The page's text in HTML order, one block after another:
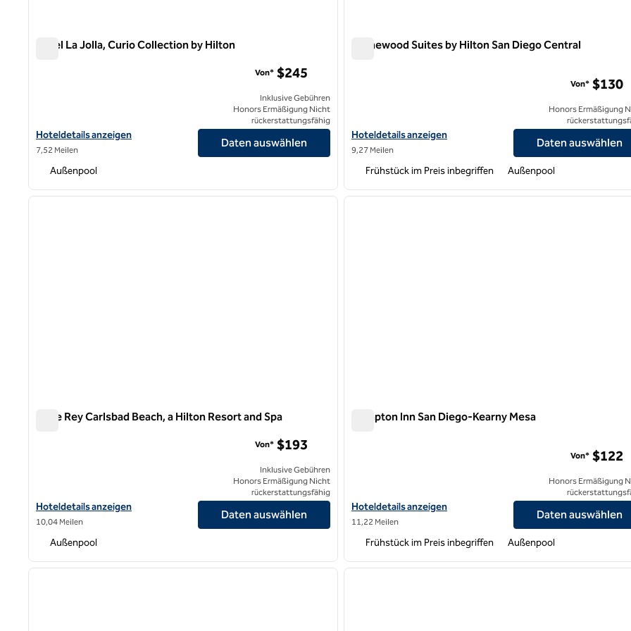
Hotel La Jolla, Curio Collection by Hilton
Hoteldetails für das Hotel La Jolla, Curio Collection by Hilton anzeigen
Hoteldetails anzeigen
7,52 Meilen
Von* $245
Inklusive Gebühren
Honors Ermäßigung Nicht
rückerstattungsfähig
Daten auswählen
Außenpool
Homewood Suites by Hilton San Diego Central
Hoteldetails für Homewood Suites by Hilton San Diego Central
Hoteldetails anzeigen
9,27 Meilen
Von* $130
Honors Ermäßigung
Daten auswählen
Frühstück im Preis inbegriffen Außenpool
1 von 12
nächstes Bild
Cape Rey Carlsbad Beach, a Hilton Resort and Spa
Hoteldetails zum Cape Rey Carlsbad Beach anzeigen, einem Hilton Resort and Spa
Hoteldetails anzeigen
10,04 Meilen
Von* $193
Inklusive Gebühren
Honors Ermäßigung Nicht
rückerstattungsfähig
Daten auswählen
Außenpool
1 von 12
Hampton Inn San Diego-Kearny Mesa
Hoteldetails für das Hampton Inn San Diego-Kearny Mesa
Hoteldetails anzeigen
11,22 Meilen
Von* $122
Honors Ermäßigung
Daten auswählen
Frühstück im Preis inbegriffen Außenpool
1 von 12
nächstes Bild
1 von 12